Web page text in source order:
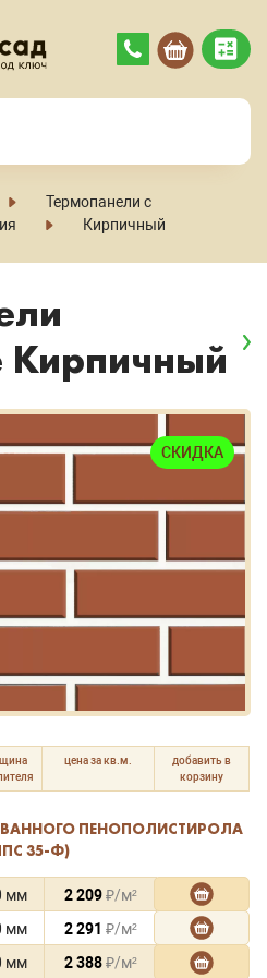
Термопанели с
Кирпичный
СКИДКА
цена за кв.м.
добавить в
корзину
ПЕНОПОЛИСТИРОЛА
35-Ф)
мм 2 209₽/м²
мм 2 291₽/м²
мм 2 388₽/м²